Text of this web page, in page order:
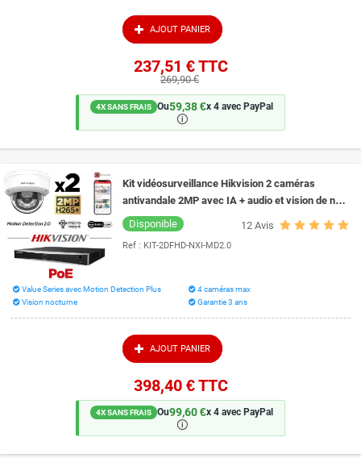
qualité, au rendu remarquable, riches en fonctionnalités Reposez-vous en
toute confiance sur notre équipe professionelle
AJOUT PANIER
237,51 €TTC
269,90 €
4X SANS FRAIS Ou59,38 €x 4 avec PayPal
🛈
Kit vidéosurveillance Hikvision 2 caméras
antivandale 2MP avec IA + audio et vision de nuit
couleur 30 mètres Smart Hybrid Light
12Avis
Disponible
Ref : KIT-2DFHD-NXI-MD2.0
Value Series avec Motion Detection Plus
Vision nocturne
4 caméras max
Garantie 3 ans
AJOUT PANIER
398,40 €TTC
4X SANS FRAIS Ou99,60 €x 4 avec PayPal
🛈